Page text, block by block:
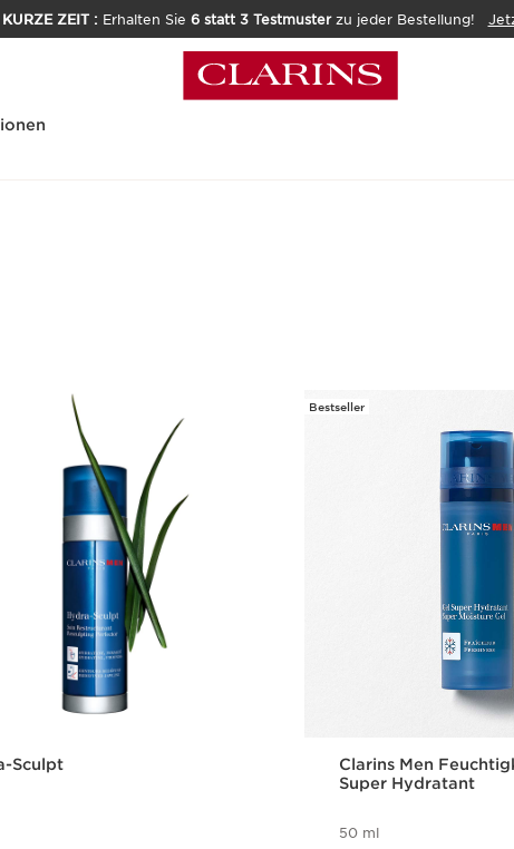
ZEIT : Erhalten Sie 6 statt 3 Testmusterzu jeder Bestellung!
Sculpt
Bestseller
Clarins Men
Super Hydratant
50 ml